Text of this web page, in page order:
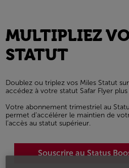
MULTIPLIEZ
STATUT
Doublez ou triplez vos Miles Statut
accédez à votre statut Safar Flyer
Votre abonnement trimestriel au
permet d’accélérer le maintien de
l’accès au statut supérieur.
Souscrire au Status